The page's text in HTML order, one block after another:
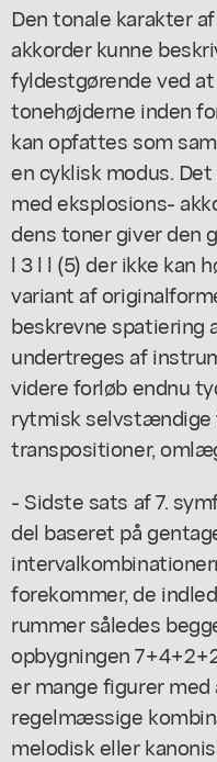
Den tonale karakter
akkorder kunne
fyldestgørende ved
tonehøjderne inden
kan opfattes som
en cyklisk modus.
med eksplosions-
dens toner giver den
l 3 l l (5) der ikke kan
variant af
beskrevne spatiering
undertreges af
videre forløb endnu
rytmisk selvstændige
transpositioner,
- Sidste sats af 7.
del baseret på
forekommer, de
rummer således
opbygningen
er mange figurer
regelmæssige
melodisk eller